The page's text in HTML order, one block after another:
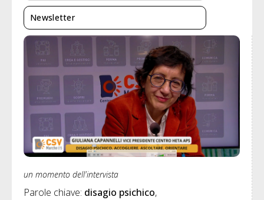
un momento dell'intervista
Parole chiave: disagio psichico
Newsletter